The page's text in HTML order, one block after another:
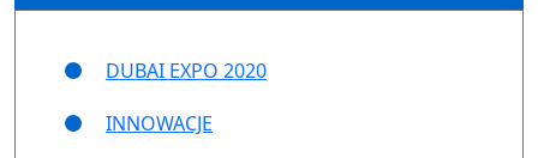
DUBAI EXPO 2020
INNOWACJE